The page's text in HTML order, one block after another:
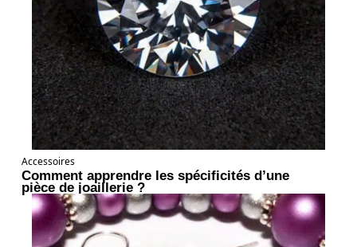
Accessoires
Comment apprendre les spécificités d’une
pièce de joaillerie ?